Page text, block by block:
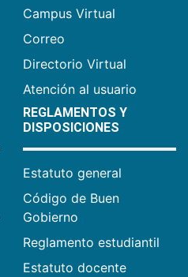
Campus Virtual
Correo
Directorio Virtual
Atención al usuario
REGLAMENTOS Y
DISPOSICIONES
Estatuto general
Código de Buen
Gobierno
Reglamento estudiantil
Estatuto docente